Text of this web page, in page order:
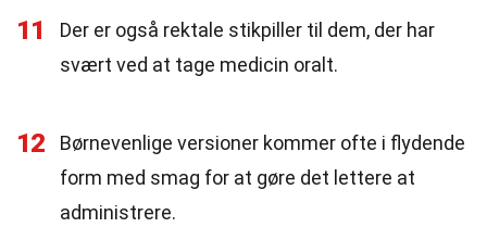
11
Der er også rektale stikpiller til dem, der har
svært ved at tage medicin oralt.
12
Børnevenlige versioner kommer ofte i flydende
form med smag for at gøre det lettere at
administrere.